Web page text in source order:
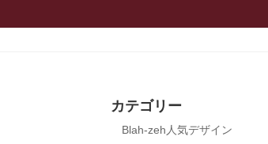
カテゴリー
Blah-zeh人気デザイン